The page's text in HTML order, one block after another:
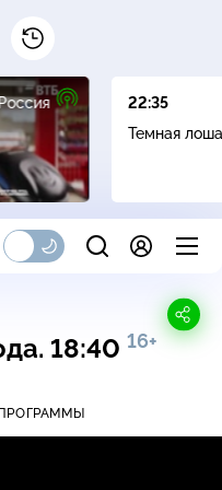
6+
22:35
Темная
18:40 16+